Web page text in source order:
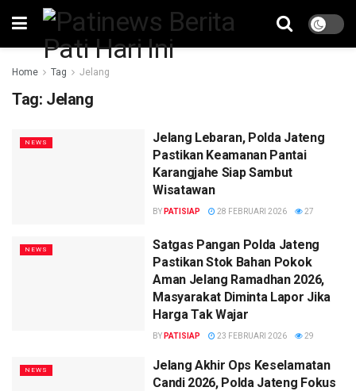
Home Tag Jelang
Tag: Jelang
NEWS
Jelang Lebaran, Polda Jateng
Pastikan Keamanan Pantai
Karangjahe Siap Sambut
Wisatawan
BY PATISIAP 28 FEBRUARI 2026 27
NEWS
Satgas Pangan Polda Jateng
Pastikan Stok Bahan Pokok
Aman Jelang Ramadhan 2026,
Masyarakat Diminta Lapor Jika
Harga Tak Wajar
BY PATISIAP 23 FEBRUARI 2026 29
NEWS
Jelang Akhir Ops Keselamatan
Candi 2026, Polda Jateng Fokus